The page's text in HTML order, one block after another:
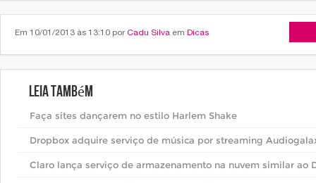
Em 10/01/2013 às 13:10 por Cadu Silva em Dicas
Leia também
Faça sites dançarem no estilo Harlem Shake
Dropbox adquire serviço de música por streaming
Claro lança serviço de armazenamento na nuvem similar ao